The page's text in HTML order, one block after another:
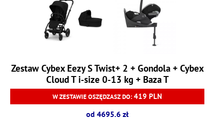
Zestaw Cybex Eezy S Twist+ 2 + Gondola + Cybex
Cloud T i-size 0-13 kg + Baza T
W ZESTAWIE OSZĘDZASZ DO:419 PLN
od 4695.6 zł